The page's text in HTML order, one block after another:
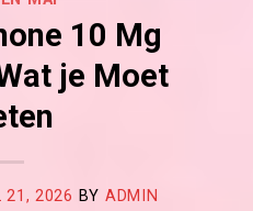
10 Mg
je Moet
21, 2026 BY ADMIN